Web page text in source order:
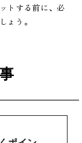
トする前に、必
ょう。